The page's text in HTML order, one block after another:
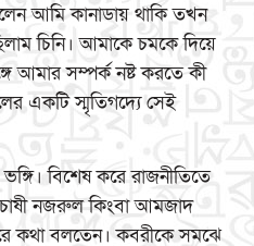
আমি কানাডায় থাকি তখন
চিনি। আমাকে চমকে দিয়ে
আমার সম্পর্ক নষ্ট করতে কী
একটি স্মৃতিগদ্যে সেই
বিশেষ করে রাজনীতিতে
চাষী নজরুল কিংবা আমজাদ
কথা বলতেন। কবরীকে সমঝে